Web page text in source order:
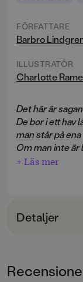
FÖRFATTARE
Barbro
ILLUSTRATÖR
Charlotte
Det här är
De bor i ett hav
man står på
Om man inte
knappt över en
leka, uppleva
upptäcka
har Barbro
bok om
+ Läs mer
Detaljer
3-6